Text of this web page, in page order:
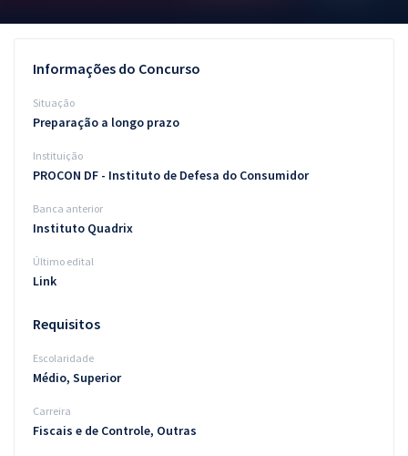
Conteúdo gratuito
Blog
Informações do Concurso
Situação
Preparação a longo prazo
Instituição
PROCON DF - Instituto de Defesa do Consumidor
Banca anterior
Instituto Quadrix
Último edital
Link
Requisitos
Escolaridade
Médio, Superior
Carreira
Fiscais e de Controle, Outras